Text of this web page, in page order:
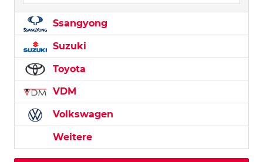
Ssangyong
Suzuki
Toyota
VDM
Volkswagen
Weitere